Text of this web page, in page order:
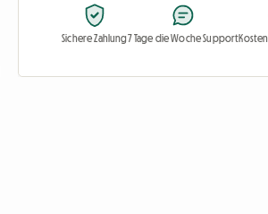
Sichere Zahlung7 Tage die Woche Support